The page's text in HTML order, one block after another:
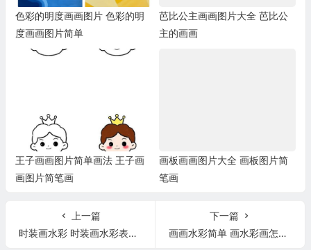
色彩的明度画画图片 色彩的明
度画画图片简单
芭比公主画画图片大全 芭比公
主的画画
王子画画图片简单画法 王子画
画图片简笔画
画板画画图片大全 画板图片简
笔画
上一篇
时装画水彩 时装画水彩表现技法教案
下一篇
画画水彩简单 画水彩画怎么画